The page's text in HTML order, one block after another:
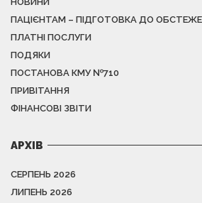
ПАЦІЄНТАМ – ПІДГОТОВКА ДО
ПЛАТНІ ПОСЛУГИ
ПОДЯКИ
ПОСТАНОВА КМУ №710
ПРИВІТАННЯ
ФІНАНСОВІ ЗВІТИ
АРХІВ
СЕРПЕНЬ 2026
ЛИПЕНЬ 2026